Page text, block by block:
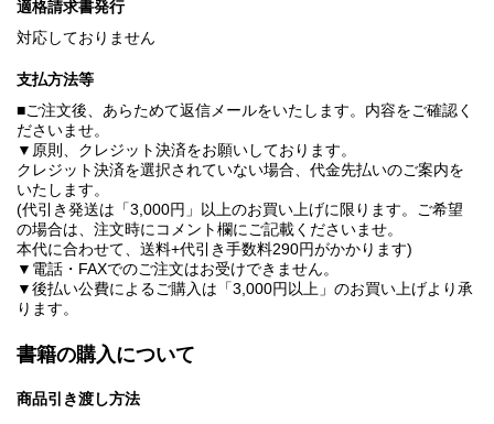
適格請求書発行
対応しておりません
支払方法等
■ご注文後、あらためて返信メールをいたします。内容をご確認く
ださいませ。
▼原則、クレジット決済をお願いしております。
クレジット決済を選択されていない場合、代金先払いのご案内を
いたします。
(代引き発送は「3,000円」以上のお買い上げに限ります。ご希望
の場合は、注文時にコメント欄にご記載くださいませ。
本代に合わせて、送料+代引き手数料290円がかかります)
▼電話・FAXでのご注文はお受けできません。
▼後払い公費によるご購入は「3,000円以上」のお買い上げより承
ります。
書籍の購入について
商品引き渡し方法